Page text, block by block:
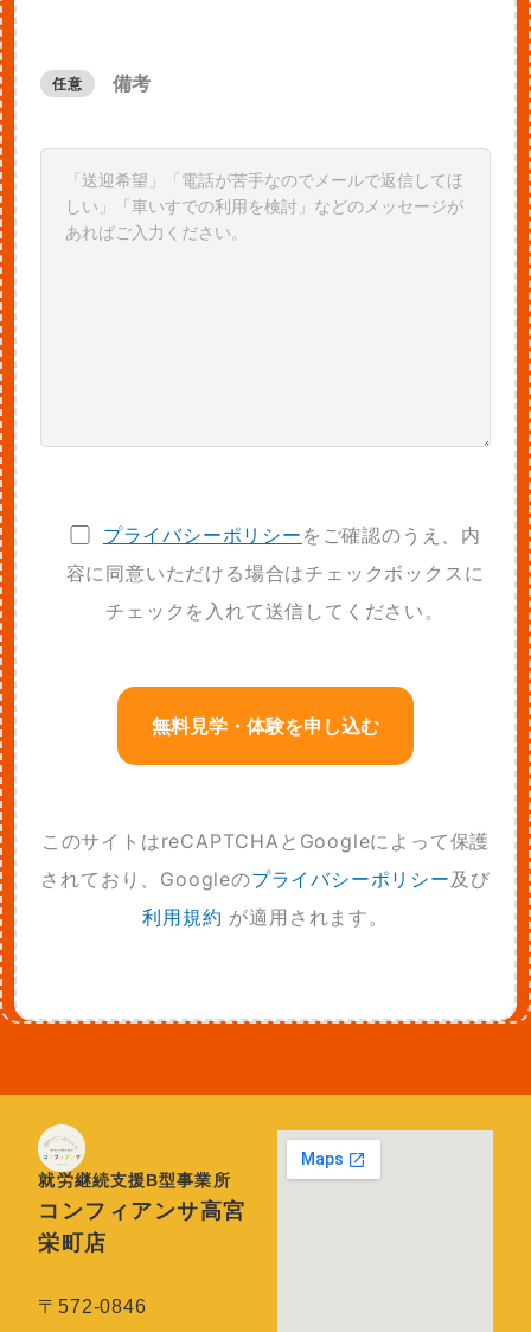
任意 備考
プライバシーポリシー をご確認のうえ、内
容に同意いただける場合はチェックボックスに
チェックを入れて送信してください。
このサイトはreCAPTCHAとGoogleによって保護
されており、Googleのプライバシーポリシー 及び
利用規約 が適用されます。
就労継続支援B型事業所
コンフィアンサ高宮
栄町店
〒572-0846